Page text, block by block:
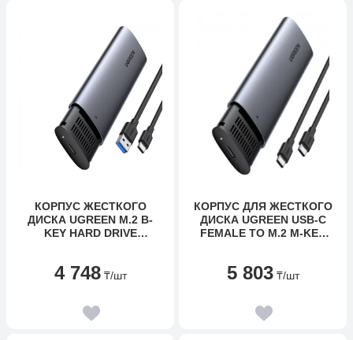
КОРПУС ЖЕСТКОГО
ДИСКА UGREEN M.2 B-
KEY HARD DRIVE
CABLE 10903
4 748 ₸/шт
КОРПУС ДЛЯ ЖЕСТКОГО
ДИСКА UGREEN USB-C
FEMALE TO M.2 M-KEY
5 803 ₸/шт